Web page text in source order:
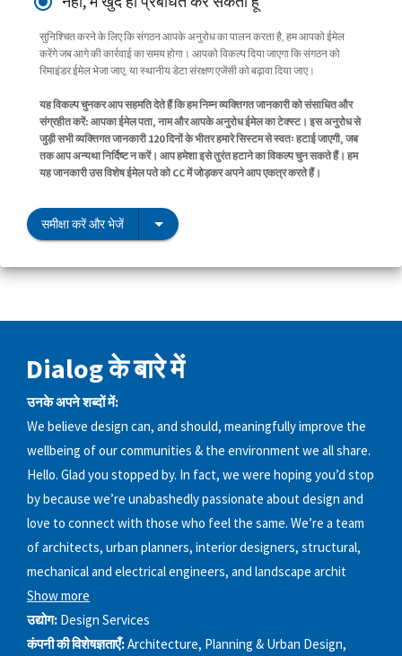
सुनिश्चित करने के लिए कि संगठन आपके अनुरोध का पालन करता है, हम आपको ईमेल
करेंगे जब आगे की कार्रवाई का समय होगा। आपको विकल्प दिया जाएगा कि संगठन को
रिमाइंडर ईमेल भेजा जाए, या स्थानीय डेटा संरक्षण एजेंसी को बढ़ावा दिया जाए।
यह विकल्प चुनकर आप सहमति देते हैं कि हम निम्न व्यक्तिगत जानकारी को संसाधित और
संग्रहीत करें: आपका ईमेल पता, नाम और आपके अनुरोध ईमेल का टेक्स्ट। इस अनुरोध से
जुड़ी सभी व्यक्तिगत जानकारी 120 दिनों के भीतर हमारे सिस्टम से स्वतः हटाई जाएगी, जब
तक आप अन्यथा निर्दिष्ट न करें। आप हमेशा इसे तुरंत हटाने का विकल्प चुन सकते हैं। हम
यह जानकारी उस विशेष ईमेल पते को CC में जोड़कर अपने आप एकत्र करते हैं।
समीक्षा करें और भेजें
Dialog के बारे में
उनके अपने शब्दों में:
We believe design can, and should, meaningfully improve the
wellbeing of our communities & the environment we all share.
Hello. Glad you stopped by. In fact, we were hoping you’d stop
by because we’re unabashedly passionate about design and
love to connect with those who feel the same. We’re a team
of architects, urban planners, interior designers, structural,
mechanical and electrical engineers, and landscape archit
Show more
उद्योग: Design Services
कंपनी की विशेषज्ञताएँ:Architecture, Planning & Urban Design,